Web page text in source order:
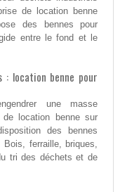
de location benne
des bennes pour
entre le fond et le
: location benne pour
une masse
de location benne sur
des bennes
ferraille, briques,
tri des déchets et de